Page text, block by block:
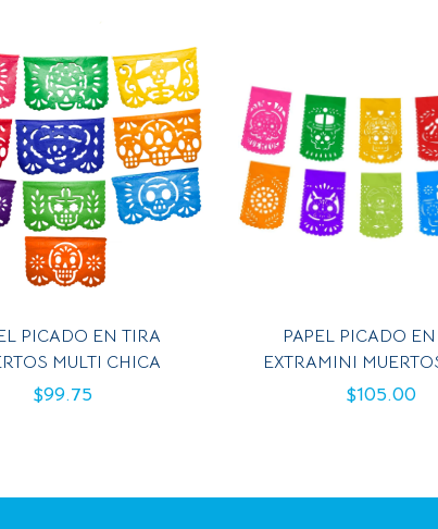
PICADO EN TIRA
MULTI CHICA
$99.75
PAPEL PICADO
EXTRAMINI
$105.00